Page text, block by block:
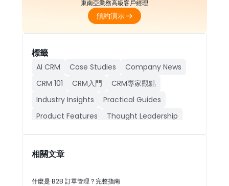
東南亞業務高級客戶經理
預約演示
標籤
AI CRM Case Studies
Company News
CRM 101
CRM入門
CRM專家觀點
Industry Insights
Practical Guides
Product Features
Thought Leadership
行業動態
相關文章
什麼是 B2B 訂單管理？完整指南